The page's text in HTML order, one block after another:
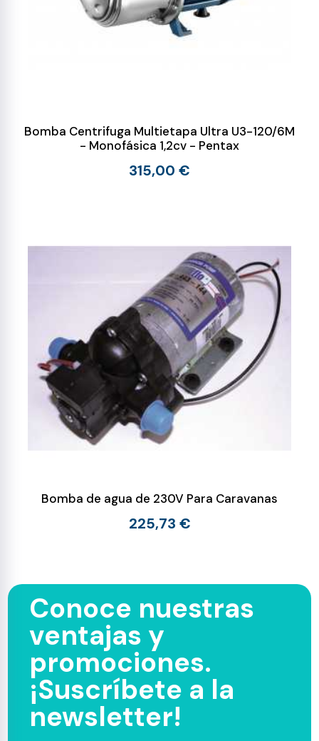
Bomba Centrifuga Multietapa Ultra U3-120/6M
- Monofásica 1,2cv - Pentax
315,00 €
Bomba de agua de 230V Para Caravanas
225,73 €
Conoce nuestras
ventajas y
promociones.
¡Suscríbete a la
newsletter!